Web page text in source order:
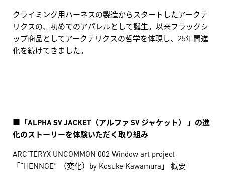
クライミング用ハーネスの製造からスタートしたアークテ
リクスの、初めてのアパレルとして誕生。以来フラッグシ
ップ商品としてアークテリクスの哲学を体現し、25年間進
化を続けてきました。
■「ALPHA SV JACKET（アルファ SV ジャケット） 」の進
化のストーリーを体験いただく取り組み
ARC‘TERYX UNCOMMON 002 Window art project
「“HENNGE” （変化）by Kosuke Kawamura」 概要